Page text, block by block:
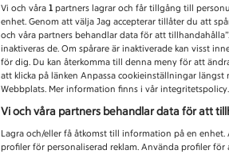
Vi och våra 1 partners lagrar och får tillgång till
enhet. Genom att välja Jag accepterar tillåter du att
och våra partners behandlar data för att
inaktiveras de. Om spårare är inaktiverade kan visst
för dig. Du kan återkomma till denna meny för att
att klicka på länken Anpassa cookieinställningar
Webbplats. Mer information finns i vår integritetspolicy.
Vi och våra partners behandlar data för att
Lagra och/eller få åtkomst till information på en
profiler för personaliserad reklam. Använda profiler för